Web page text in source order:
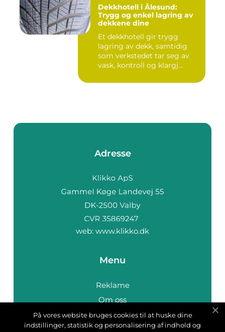
Dekkhotell i Ålesund:
Trygg og enkel lagring av
dekkene dine
Et dekkhotell gir trygg
lagring av dekk, samtidig
som verkstedet tar seg av
vask, kontroll og klargj...
Adresse
web: www.klikko.dk
Menu
Reklame
Om oss
Cookies
Kontakt Oss
På vores website bruges cookies til at huske dine
indstillinger, statistik og personalisering af indhold og